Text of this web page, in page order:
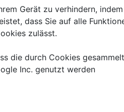
Gerät zu verhindern,
dass Sie auf alle
zulässt.
die durch Cookies
Inc. genutzt werden